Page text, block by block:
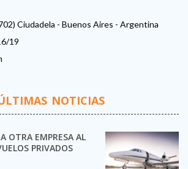
Ciudadela - Buenos Aires - Argentina
19
NOTICIAS
OTRA EMPRESA AL
PRIVADOS